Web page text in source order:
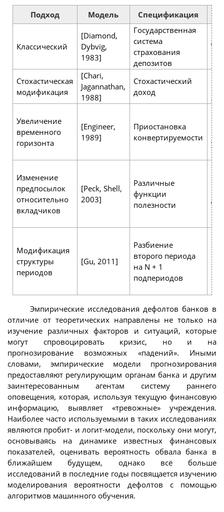
Подход Модель Спецификация
Классический
[Diamond,
Dybvig,
1983]
Государственная
система
страхования
депозитов
Стохастическая
модификация
[Chari,
Jagannathan,
1988]
Стохастический
доход
Увеличение
временного
горизонта
[Engineer,
1989]
Приостановка
конвертируемости
на
Изменение
предпосылок
относительно
вкладчиков
[Peck, Shell,
2003]
Различные
функции
полезности
Модификация
структуры
периодов
[Gu, 2011]
Разбиение
второго периода
на N + 1
подпериодов
Эмпирические исследования дефолтов банков в
отличие от теоретических направлены не только на
изучение различных факторов и ситуаций, которые
могут спровоцировать кризис, но и на
прогнозирование возможных «падений». Иными
словами, эмпирические модели прогнозирования
предоставляют регулирующим органам банка и другим
заинтересованным агентам систему раннего
оповещения, которая, используя текущую финансовую
информацию, выявляет «тревожные» учреждения.
Наиболее часто используемыми в таких исследованиях
являются пробит- и логит-модели, поскольку они могут,
основываясь на динамике известных финансовых
показателей, оценивать вероятность обвала банка в
ближайшем будущем, однако всё больше
исследований в последние годы посвящается изучению
моделирования вероятности дефолтов с помощью
алгоритмов машинного обучения.